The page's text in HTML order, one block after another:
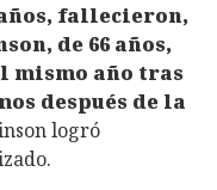
fallecieron,
de 66 años,
mismo año tras
después de la
logró